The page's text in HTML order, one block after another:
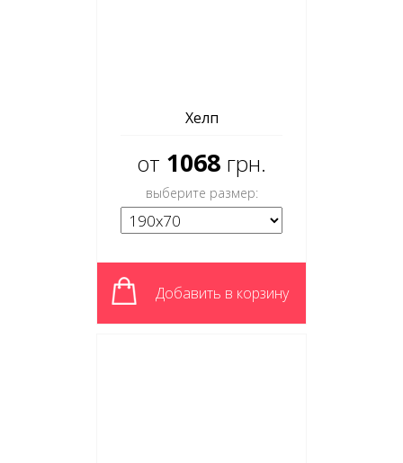
Хелп
от 1068 грн.
выберите размер:
Добавить в корзину